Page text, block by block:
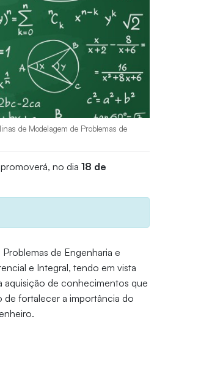
de Modelagem de Problemas de
promoverá, no dia18 de
de Engenharia e
e Integral, tendo em vista
aquisição de conhecimentos que
de fortalecer a importância do